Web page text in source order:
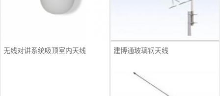
无线对讲系统吸顶室内天线 建博通玻璃钢天线